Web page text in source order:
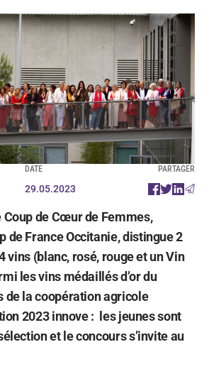
DATE
29.05.2023
PARTAGER
Coup de Cœur de Femmes,
de France Occitanie, distingue 2
vins (blanc, rosé, rouge et un Vin
les vins médaillés d’or du
de la coopération agricole
2023 innove : les jeunes sont
et le concours s’invite au